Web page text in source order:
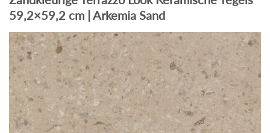
59,2×59,2 cm | Arkemia Sand